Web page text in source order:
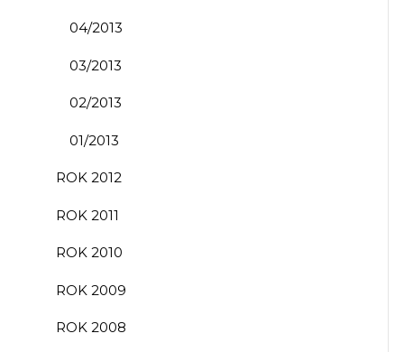
04/2013
03/2013
02/2013
01/2013
ROK 2012
ROK 2011
ROK 2010
ROK 2009
ROK 2008